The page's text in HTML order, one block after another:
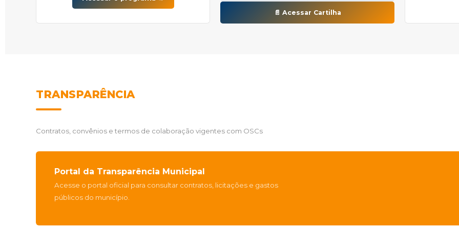
📄 Acessar Cartilha
TRANSPARÊNCIA
Contratos, convênios e termos de colaboração vigentes com OSCs
Portal da Transparência Municipal
Acesse o portal oficial para consultar contratos, licitações e gastos
públicos do município.